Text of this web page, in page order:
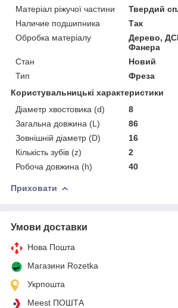
Матеріал ріжучої частини
Твердий
Наличие подшипника
Так
Обробка матеріалу
Дерево,
Фанера
Стан
Новий
Тип
Фреза
Користувальницькі характеристики
Діаметр хвостовика (d)
8
Загальна довжина (L)
86
Зовнішній діаметр (D)
16
Кількість зубів (z)
2
Робоча довжина (h)
40
Приховати
Умови доставки
Нова Пошта
Магазини Rozetka
Укрпошта
Meest ПОШТА